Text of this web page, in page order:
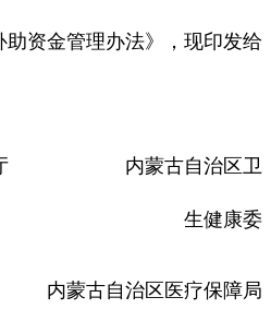
资金管理办法》，现印发给
厅 内蒙古自治区卫
生健康委
内蒙古自治区医疗保障局